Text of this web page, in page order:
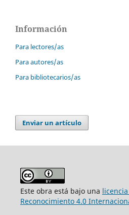
Información
Para lectores/as
Para autores/as
Para bibliotecarios/as
Enviar un artículo
Este obra está bajo una
Reconocimiento 4.0